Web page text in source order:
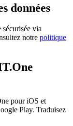
données
sécurisée via
notre politique
pour iOS et
Play. Traduisez